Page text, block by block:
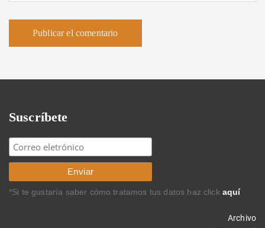
Suscríbete
*Si te gustaría saber cómo tratamos tus datos haz click aquí
Archivo